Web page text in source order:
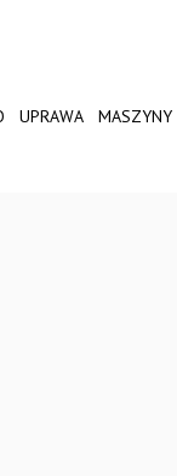
UPRAWA MASZYNY